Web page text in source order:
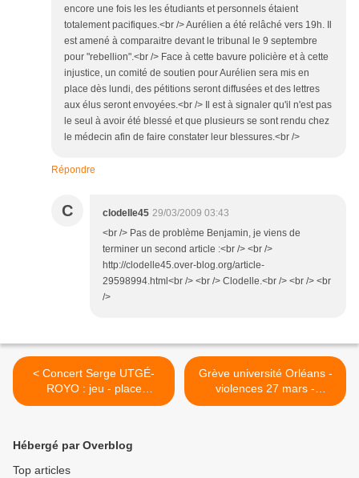
encore une fois les les étudiants et personnels étaient
totalement pacifiques.<br /> Aurélien a été relâché vers 19h. Il
est amené à comparaitre devant le tribunal le 9 septembre
pour "rebellion".<br /> Face à cette bavure policière et à cette
injustice, un comité de soutien pour Aurélien sera mis en
place dès lundi, des pétitions seront diffusées et des lettres
aux élus seront envoyées.<br /> Il est à signaler qu'il n'est pas
le seul à avoir été blessé et que plusieurs se sont rendu chez
le médecin afin de faire constater leur blessures.<br />
Répondre
C clodelle45 29/03/2009 03:43
<br /> Pas de problème Benjamin, je viens de
terminer un second article :<br /> <br />
http://clodelle45.over-blog.org/article-
29598994.html<br /> <br /> Clodelle.<br /> <br /> <br
/>
< Concert Serge UTGÉ-
ROYO : jeu - place
spectacle gratuite
Grève université Orléans -
violences 27 mars -
témoignages - photos >
Hébergé par Overblog
Top articles